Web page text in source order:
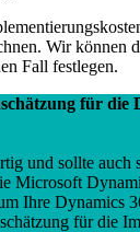
Wir können
Fall festlegen.
für die
und sollte auch
Microsoft
Ihre Dynamics
für die